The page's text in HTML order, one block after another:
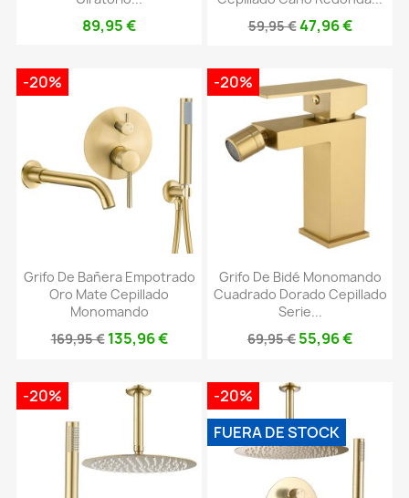
89,95 €
59,95 €47,96 €
Grifo De Bañera Empotrado
Oro Mate Cepillado
Monomando
169,95 € 135,96 €
-20%
Grifo De Bidé Monomando
Cuadrado Dorado Cepillado
Serie...
69,95 € 55,96 €
-20%
-20%
-20%
FUERA DE STOCK